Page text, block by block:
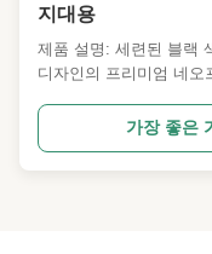
지대용
제품 설명: 세련된 블랙
디자인의 프리미엄 네오
어 다양한 신체 활동 중
제공합니다. 일반적으로
프렌은 유연성, 내구성
가장 좋은